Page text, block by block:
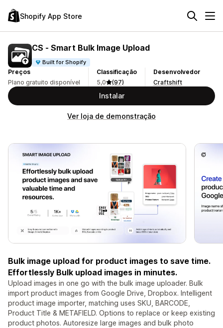
Shopify App Store
CS ‑ Smart Bulk Image Upload
Built for Shopify
Preços
Plano gratuito disponível
Classificação
5,0
(97)
Desenvolvedor
Craftshift
Instalar
Ver loja de demonstração
Bulk image upload for product images to save time.
Effortlessly Bulk upload images in minutes.
Upload images in one go with the bulk image uploader. Bulk
import product images from Google Drive, Dropbox. Intelligent
product image importer, matching uses SKU, BARCODE,
Product Title & METAFIELD. Options to replace or keep existing
product photos. Autoresize large images and bulk photo